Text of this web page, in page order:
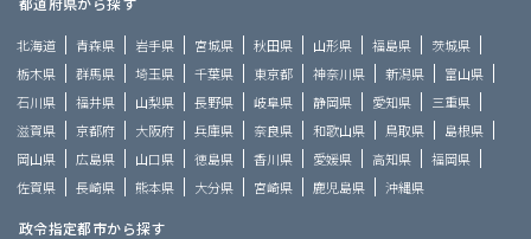
北海道 青森県 岩手県 宮城県 秋田県 山形県 福島県
茨城県
栃木県
群馬県 埼玉県 千葉県 東京都 神奈川県 新潟県
富山県
石川県
福井県 山梨県 長野県 岐阜県 静岡県 愛知県
三重県
滋賀県
京都府 大阪府 兵庫県 奈良県 和歌山県 鳥取県
島根県
岡山県
広島県 山口県 徳島県 香川県 愛媛県 高知県
福岡県
佐賀県
長崎県 熊本県 大分県 宮崎県 鹿児島県 沖縄県
政令指定都市から探す